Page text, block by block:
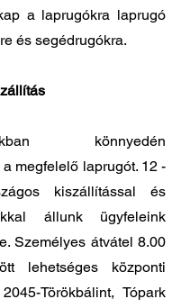
a laprugókra laprugó
és segédrugókra.
könnyedén
megfelelő laprugót. 12 -
kiszállítással és
állunk ügyfeleink
Személyes átvátel 8.00
lehetséges központi
Törökbálint, Tópark